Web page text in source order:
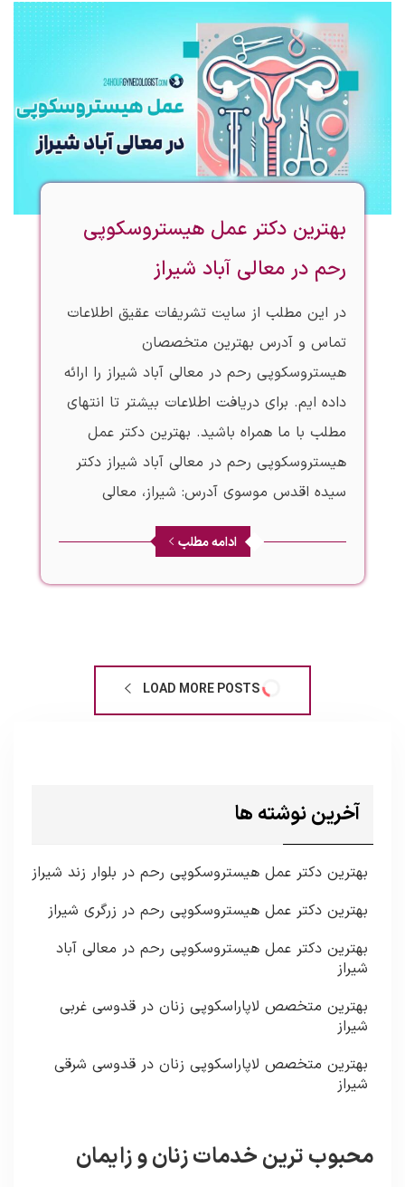
بهترین دکتر عمل هیستروسکوپی
رحم در معالی آباد شیراز
در این مطلب از سایت تشریفات عقیق اطلاعات
تماس و آدرس بهترین متخصصان
هیستروسکوپی رحم در معالی آباد شیراز را ارائه
داده ایم. برای دریافت اطلاعات بیشتر تا انتهای
مطلب با ما همراه باشید. بهترین دکتر عمل
هیستروسکوپی رحم در معالی آباد شیراز دکتر
سیده اقدس موسوی آدرس: شیراز، معالی
ادامه مطلب
آخرین نوشته ها
بهترین دکتر عمل هیستروسکوپی رحم در بلوار زند شیراز
بهترین دکتر عمل هیستروسکوپی رحم در زرگری شیراز
بهترین دکتر عمل هیستروسکوپی رحم در معالی آباد
شیراز
بهترین متخصص لاپاراسکوپی زنان در قدوسی غربی
شیراز
بهترین متخصص لاپاراسکوپی زنان در قدوسی شرقی
شیراز
محبوب ترین خدمات زنان و زایمان